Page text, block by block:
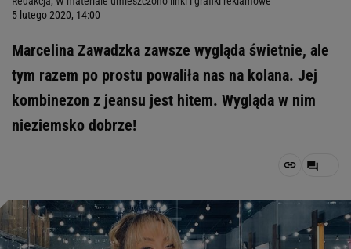
5 lutego 2020, 14:00
Marcelina Zawadzka zawsze wygląda świetnie, ale
tym razem po prostu powaliła nas na kolana. Jej
kombinezon z jeansu jest hitem. Wygląda w nim
nieziemsko dobrze!